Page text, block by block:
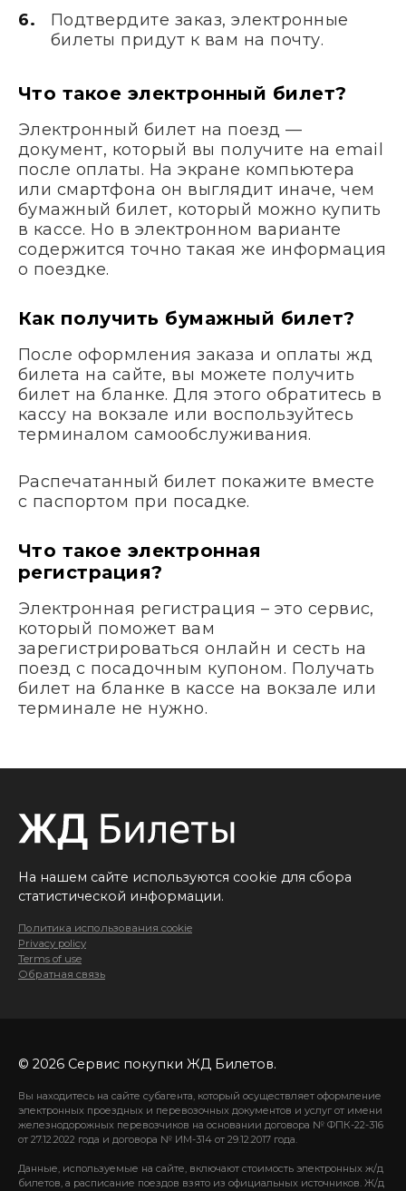
Подтвердите заказ, электронные
билеты придут к вам на почту.
Что такое электронный билет?
Электронный билет на поезд —
документ, который вы получите на email
после оплаты. На экране компьютера
или смартфона он выглядит иначе, чем
бумажный билет, который можно купить
в кассе. Но в электронном варианте
содержится точно такая же информация
о поездке.
Как получить бумажный билет?
После оформления заказа и оплаты жд
билета на сайте, вы можете получить
билет на бланке. Для этого обратитесь в
кассу на вокзале или воспользуйтесь
терминалом самообслуживания.
Распечатанный билет покажите вместе
с паспортом при посадке.
Что такое электронная
регистрация?
Электронная регистрация – это сервис,
который поможет вам
зарегистрироваться онлайн и сесть на
поезд с посадочным купоном. Получать
билет на бланке в кассе на вокзале или
терминале не нужно.
На нашем сайте используются cookie для сбора
статистической информации.
Политика использования cookie
Privacy policy
Terms of use
Обратная связь
© 2026 Сервис покупки ЖД Билетов.
Вы находитесь на сайте субагента, который осуществляет оформление
электронных проездных и перевозочных документов и услуг от имени
железнодорожных перевозчиков на основании договора № ФПК-22-316
от 27.12.2022 года и договора № ИМ-314 от 29.12.2017 года.
Данные, используемые на сайте, включают стоимость электронных ж/д
билетов, а расписание поездов взято из официальных источников. Ж/д